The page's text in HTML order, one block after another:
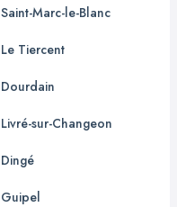
Saint-Marc-le-Blanc
Le Tiercent
Dourdain
Livré-sur-Changeon
Dingé
Guipel